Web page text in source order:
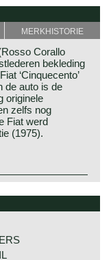
MERKHISTORIE
Corallo
bekleding
‘Cinquecento’
de auto is de
originele
zelfs nog
Fiat werd
(1975).
en met 1975.
gestileerde
1970, logo
in dezelfde
dezelfde